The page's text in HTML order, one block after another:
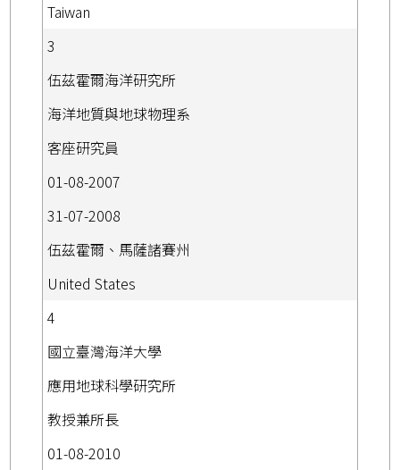
Taiwan
3
伍茲霍爾海洋研究所
海洋地質與地球物理系
客座研究員
01-08-2007
31-07-2008
伍茲霍爾、馬薩諸賽州
United States
4
國立臺灣海洋大學
應用地球科學研究所
教授兼所長
01-08-2010